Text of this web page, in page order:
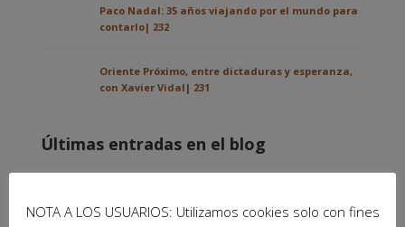
Paco Nadal: 35 años viajando por el mundo para
contarlo| 232
Oriente Próximo, entre dictaduras y esperanza,
con Xavier Vidal| 231
Últimas entradas en el blog
NOTA A LOS USUARIOS: Utilizamos cookies solo con fines